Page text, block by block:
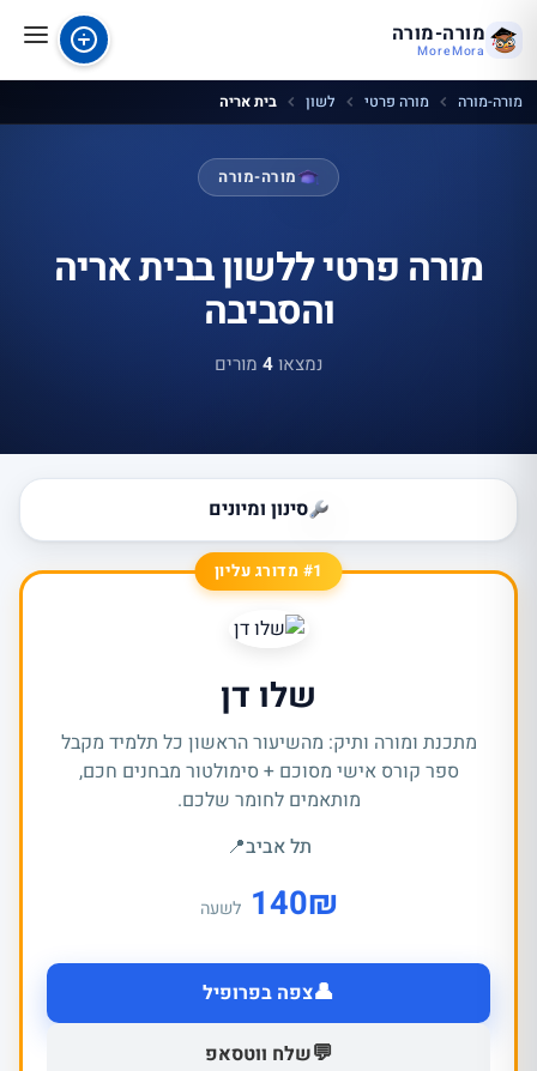
מורה-מורה
MoreMora
מורה-מורה מורה פרטי לשון בית אריה
מורה-מורה
מורה פרטי ללשון בבית אריה
והסביבה
נמצאו4 מורים
סינון ומיונים
#1 מדורג עליון
שלו דן
מתכנת ומורה ותיק: מהשיעור הראשון כל תלמיד מקבל
ספר קורס אישי מסוכם + סימולטור מבחנים חכם,
מותאמים לחומר שלכם.
תל אביב📍
₪
140 לשעה
👤צפה בפרופיל
💬שלח ווטסאפ